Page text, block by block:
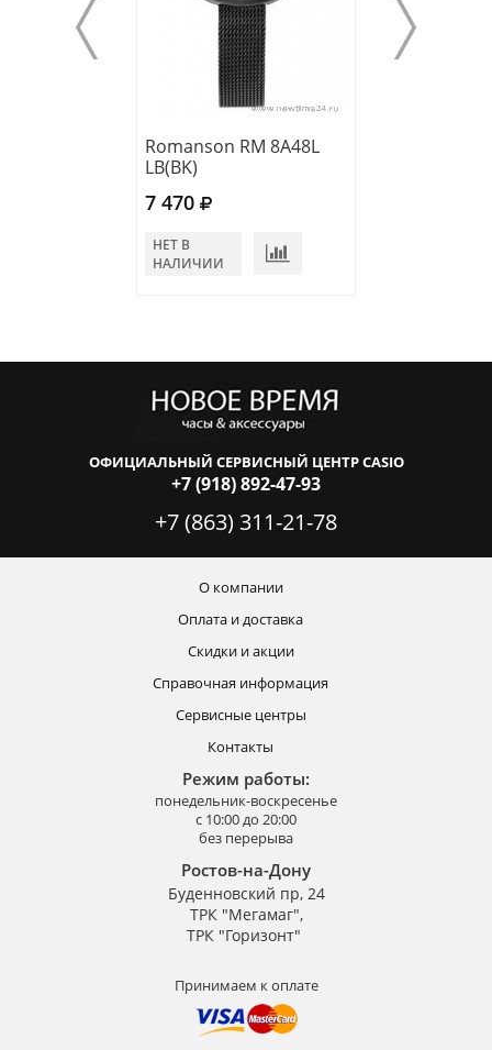
Romanson RM 8A48L
LB(BK)
7 470
НЕТ В
НАЛИЧИИ
ОФИЦИАЛЬНЫЙ СЕРВИСНЫЙ ЦЕНТР CASIO
+7 (918) 892-47-93
+7 (863) 311-21-78
О компании
Оплата и доставка
Скидки и акции
Справочная информация
Сервисные центры
Контакты
Режим работы:
понедельник-воскресенье
с 10:00 до 20:00
без перерыва
Ростов-на-Дону
Буденновский пр, 24
ТРК "Мегамаг",
ТРК "Горизонт"
Принимаем к оплате